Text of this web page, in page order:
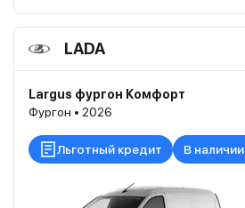
LADA
Largus фургон Комфорт
Фургон • 2026
Льготный кредит В наличии